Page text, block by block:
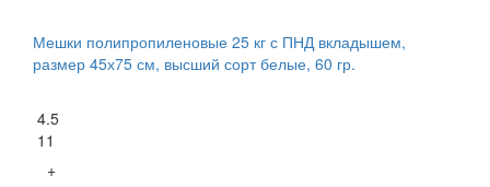
Мешки полипропиленовые 25 кг с ПНД вкладышем,
размер 45х75 см, высший сорт белые, 60 гр.
4.5
11
+